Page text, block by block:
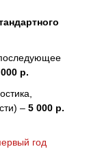
р.
– 5 000 р.
год